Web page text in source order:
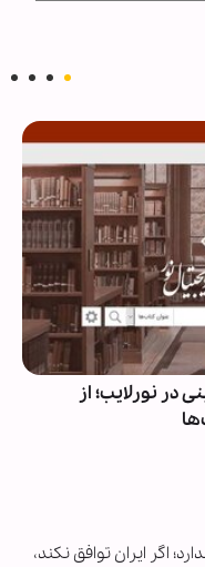
اربعینی در نورلایب؛ از
اگر ایران توافق نکند،